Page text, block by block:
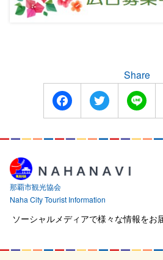
Share
FacebookTwitter Line
那覇市観光協会
Naha City Tourist Information
ソーシャルメディアで様々な情報をお